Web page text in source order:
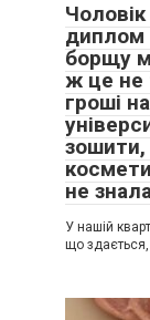
диплом
борщу
ж це не
гроші
зошити,
не
У нашій
що здається,